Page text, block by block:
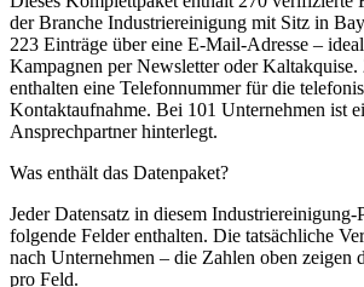
der Branche Industriereinigung mit Sitz in
223 Einträge über eine E-Mail-Adresse –
Kampagnen per Newsletter oder Kaltakquise.
enthalten eine Telefonnummer für die
Kontaktaufnahme. Bei 101 Unternehmen ist
Ansprechpartner hinterlegt.
Was enthält das Datenpaket?
Jeder Datensatz in diesem Industriereinigung-
folgende Felder enthalten. Die tatsächliche
nach Unternehmen – die Zahlen oben zeigen
pro Feld.